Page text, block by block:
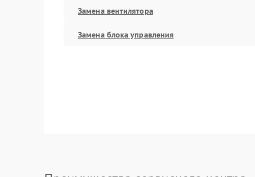
Замена вентилятора
Замена блока управления